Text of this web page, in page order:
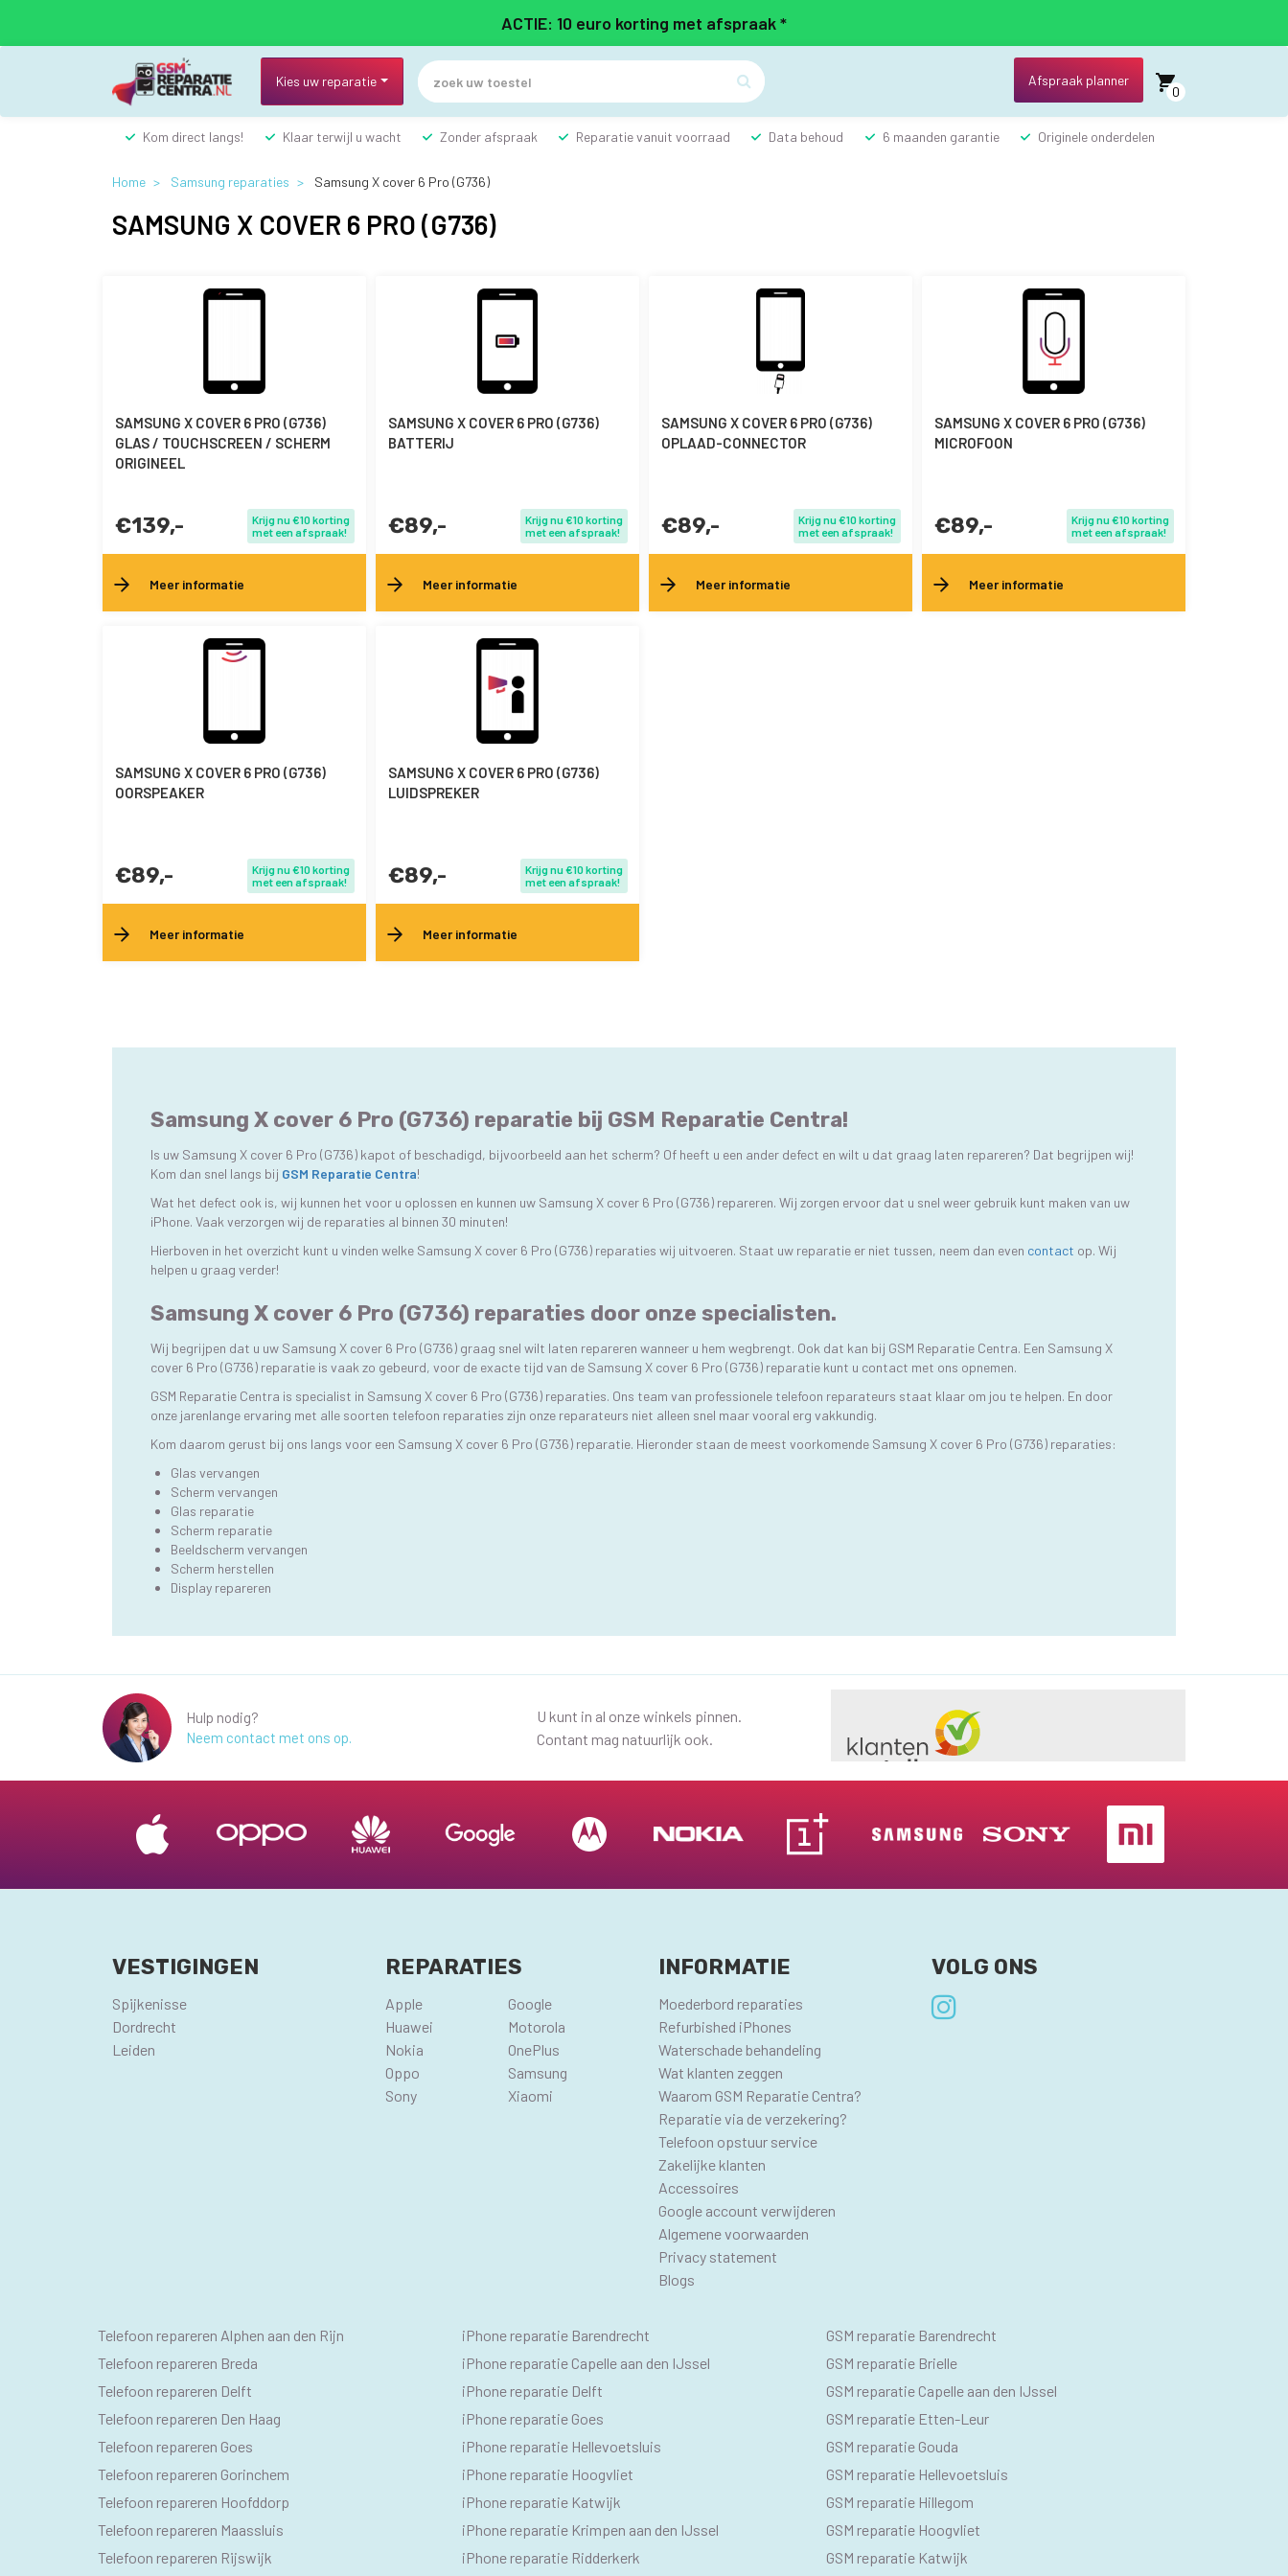
naar
ACTIE: 10 euro korting met afspraak *
Kies uw reparatie  Afspraak planner
0
Kom direct langs! Klaar terwijl u wacht Zonder afspraak Reparatie vanuit voorraad Data behoud 6 maanden garantie Originele onderdelen
Home Samsung reparaties Samsung X cover 6 Pro (G736)
SAMSUNG X COVER 6 PRO (G736)
SAMSUNG X COVER 6 PRO (G736)
GLAS / TOUCHSCREEN / SCHERM
ORIGINEEL
€139,-
Krijg nu €10 korting
met een afspraak!
Meer informatie
SAMSUNG X COVER 6 PRO (G736)
BATTERIJ
€89,-
Krijg nu €10 korting
met een afspraak!
Meer informatie
SAMSUNG X COVER 6 PRO (G736)
OPLAAD-CONNECTOR
€89,-
Krijg nu €10 korting
met een afspraak!
Meer informatie
SAMSUNG X COVER 6 PRO (G736)
MICROFOON
€89,-
Krijg nu €10 korting
met een afspraak!
Meer informatie
SAMSUNG X COVER 6 PRO (G736)
OORSPEAKER
€89,-
Krijg nu €10 korting
met een afspraak!
Meer informatie
SAMSUNG X COVER 6 PRO (G736)
LUIDSPREKER
€89,-
Krijg nu €10 korting
met een afspraak!
Meer informatie
Samsung X cover 6 Pro (G736) reparatie bij GSM Reparatie Centra!
Is uw Samsung X cover 6 Pro (G736) kapot of beschadigd, bijvoorbeeld aan het scherm? Of heeft u een ander defect en wilt u dat graag laten repareren? Dat begrijpen wij!
Kom dan snel langs bij GSM Reparatie Centra!
Wat het defect ook is, wij kunnen het voor u oplossen en kunnen uw Samsung X cover 6 Pro (G736) repareren. Wij zorgen ervoor dat u snel weer gebruik kunt maken van uw
iPhone. Vaak verzorgen wij de reparaties al binnen 30 minuten!
Hierboven in het overzicht kunt u vinden welke Samsung X cover 6 Pro (G736) reparaties wij uitvoeren. Staat uw reparatie er niet tussen, neem dan even contact op. Wij
helpen u graag verder!
Samsung X cover 6 Pro (G736) reparaties door onze specialisten.
Wij begrijpen dat u uw Samsung X cover 6 Pro (G736) graag snel wilt laten repareren wanneer u hem wegbrengt. Ook dat kan bij GSM Reparatie Centra. Een Samsung X
cover 6 Pro (G736) reparatie is vaak zo gebeurd, voor de exacte tijd van de Samsung X cover 6 Pro (G736) reparatie kunt u contact met ons opnemen.
GSM Reparatie Centra is specialist in Samsung X cover 6 Pro (G736) reparaties. Ons team van professionele telefoon reparateurs staat klaar om jou te helpen. En door
onze jarenlange ervaring met alle soorten telefoon reparaties zijn onze reparateurs niet alleen snel maar vooral erg vakkundig.
Kom daarom gerust bij ons langs voor een Samsung X cover 6 Pro (G736) reparatie. Hieronder staan de meest voorkomende Samsung X cover 6 Pro (G736) reparaties:
Glas vervangen
Scherm vervangen
Glas reparatie
Scherm reparatie
Beeldscherm vervangen
Scherm herstellen
Display repareren
Hulp nodig?
Neem contact met ons op.
U kunt in al onze winkels pinnen.
Contant mag natuurlijk ook.
VESTIGINGEN
Spijkenisse
Dordrecht
Leiden
REPARATIES
Apple
Google
Huawei
Motorola
Nokia
OnePlus
Oppo
Samsung
Sony
Xiaomi
INFORMATIE
Moederbord reparaties
Refurbished iPhones
Waterschade behandeling
Wat klanten zeggen
Waarom GSM Reparatie Centra?
Reparatie via de verzekering?
Telefoon opstuur service
Zakelijke klanten
Accessoires
Google account verwijderen
Algemene voorwaarden
Privacy statement
Blogs
VOLG ONS
SEO
PAGINA'S
Telefoon repareren Alphen aan den Rijn
Telefoon repareren Breda
Telefoon repareren Delft
Telefoon repareren Den Haag
Telefoon repareren Goes
Telefoon repareren Gorinchem
Telefoon repareren Hoofddorp
Telefoon repareren Maassluis
Telefoon repareren Rijswijk
IPHONE
SEO
TEKSTEN
iPhone reparatie Barendrecht
iPhone reparatie Capelle aan den IJssel
iPhone reparatie Delft
iPhone reparatie Goes
iPhone reparatie Hellevoetsluis
iPhone reparatie Hoogvliet
iPhone reparatie Katwijk
iPhone reparatie Krimpen aan den IJssel
iPhone reparatie Ridderkerk
SEO
GSM
GSM reparatie Barendrecht
GSM reparatie Brielle
GSM reparatie Capelle aan den IJssel
GSM reparatie Etten-Leur
GSM reparatie Gouda
GSM reparatie Hellevoetsluis
GSM reparatie Hillegom
GSM reparatie Hoogvliet
GSM reparatie Katwijk